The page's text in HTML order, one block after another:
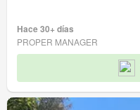
Hace 30+ días
PROPER MANAGER